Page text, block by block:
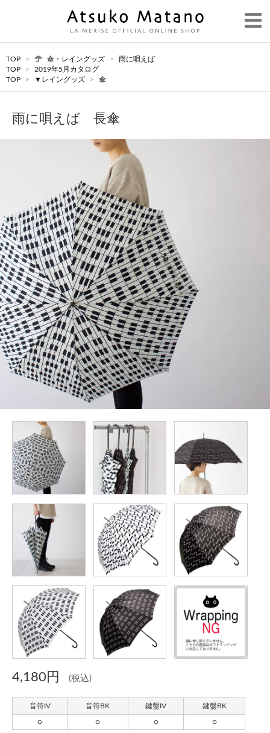
TOP > 傘・レイングッズ >
雨に唄えば
TOP
>
2019年5月カタログ
TOP
> ▼レイングッズ > 傘
雨に唄えば 長傘
4,180円 (税込)